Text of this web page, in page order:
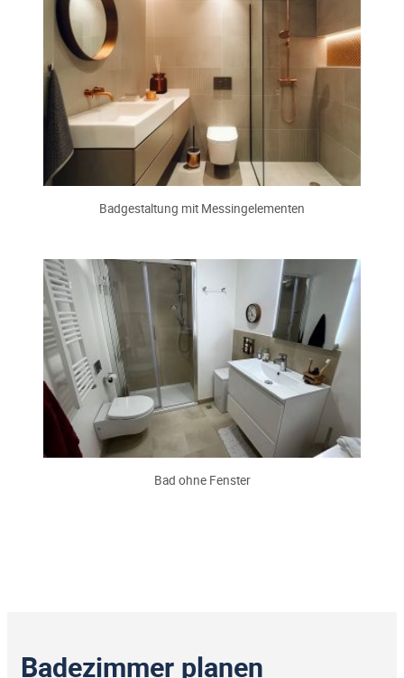
Badgestaltung mit Messingelementen
Bad ohne Fenster
Badezimmer planen